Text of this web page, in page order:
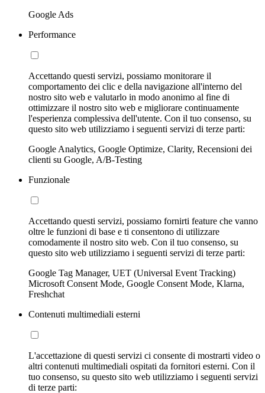
Google Ads
Performance
Accettando questi servizi, possiamo monitorare il
comportamento dei clic e della navigazione all'interno del
nostro sito web e valutarlo in modo anonimo al fine di
ottimizzare il nostro sito web e migliorare continuamente
l'esperienza complessiva dell'utente. Con il tuo consenso, su
questo sito web utilizziamo i seguenti servizi di terze parti:
Google Analytics, Google Optimize, Clarity, Recensioni dei
clienti su Google, A/B-Testing
Funzionale
Accettando questi servizi, possiamo fornirti feature che vanno
oltre le funzioni di base e ti consentono di utilizzare
comodamente il nostro sito web. Con il tuo consenso, su
questo sito web utilizziamo i seguenti servizi di terze parti:
Google Tag Manager, UET (Universal Event Tracking)
Microsoft Consent Mode, Google Consent Mode, Klarna,
Freshchat
Contenuti multimediali esterni
L'accettazione di questi servizi ci consente di mostrarti video o
altri contenuti multimediali ospitati da fornitori esterni. Con il
tuo consenso, su questo sito web utilizziamo i seguenti servizi
di terze parti: